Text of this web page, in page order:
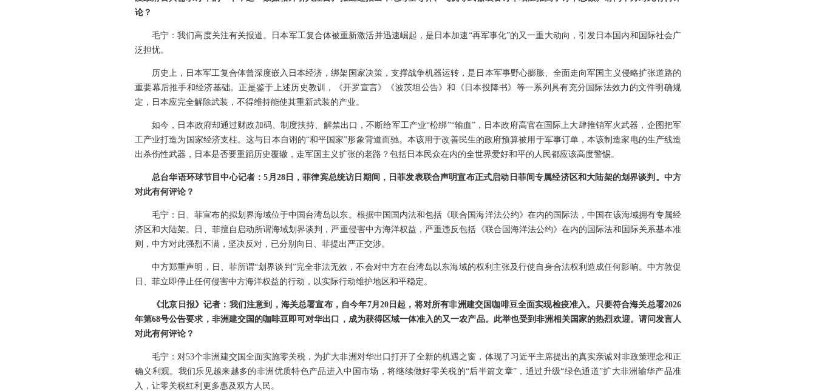
论？
毛宁：我们高度关注有关报道。日本军工复合体被重新激活并迅速崛起，是日本加速“再军事化”的又一重大动向，引发日本国内和国际社会广
泛担忧。
历史上，日本军工复合体曾深度嵌入日本经济，绑架国家决策，支撑战争机器运转，是日本军事野心膨胀、全面走向军国主义侵略扩张道路的
重要幕后推手和经济基础。正是鉴于上述历史教训，《开罗宣言》《波茨坦公告》和《日本投降书》等一系列具有充分国际法效力的文件明确规
定，日本应完全解除武装，不得维持能使其重新武装的产业。
如今，日本政府却通过财政加码、制度扶持、解禁出口，不断给军工产业“松绑”“输血”，日本政府高官在国际上大肆推销军火武器，企图把军
工产业打造为国家经济支柱。这与日本自诩的“和平国家”形象背道而驰。本该用于改善民生的政府预算被用于军事订单，本该制造家电的生产线造
出杀伤性武器，日本是否要重蹈历史覆辙，走军国主义扩张的老路？包括日本民众在内的全世界爱好和平的人民都应该高度警惕。
总台华语环球节目中心记者：5月28日，菲律宾总统访日期间，日菲发表联合声明宣布正式启动日菲间专属经济区和大陆架的划界谈判。中方
对此有何评论？
毛宁：日、菲宣布的拟划界海域位于中国台湾岛以东。根据中国国内法和包括《联合国海洋法公约》在内的国际法，中国在该海域拥有专属经
济区和大陆架。日、菲擅自启动所谓海域划界谈判，严重侵害中方海洋权益，严重违反包括《联合国海洋法公约》在内的国际法和国际关系基本准
则，中方对此强烈不满，坚决反对，已分别向日、菲提出严正交涉。
中方郑重声明，日、菲所谓“划界谈判”完全非法无效，不会对中方在台湾岛以东海域的权利主张及行使自身合法权利造成任何影响。中方敦促
日、菲立即停止任何侵害中方海洋权益的行动，以实际行动维护地区和平稳定。
《北京日报》记者：我们注意到，海关总署宣布，自今年7月20日起，将对所有非洲建交国咖啡豆全面实现检疫准入。只要符合海关总署2026
年第68号公告要求，非洲建交国的咖啡豆即可对华出口，成为获得区域一体准入的又一农产品。此举也受到非洲相关国家的热烈欢迎。请问发言人
对此有何评论？
毛宁：对53个非洲建交国全面实施零关税，为扩大非洲对华出口打开了全新的机遇之窗，体现了习近平主席提出的真实亲诚对非政策理念和正
确义利观。我们乐见越来越多的非洲优质特色产品进入中国市场，将继续做好零关税的“后半篇文章”，通过升级“绿色通道”扩大非洲输华产品准
入，让零关税红利更多惠及双方人民。